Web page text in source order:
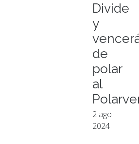
Divide
y
de
polar
al
2 ago
2024